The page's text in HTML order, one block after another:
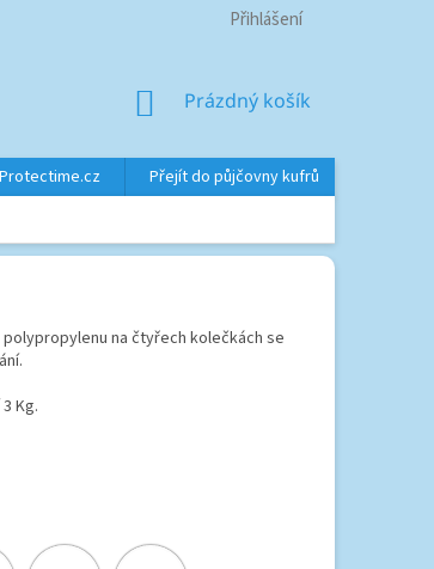
Přihlášení
NÁKUPNÍ
Prázdný košík
Přejít do půjčovny kufrů
na čtyřech kolečkách se
Kg.